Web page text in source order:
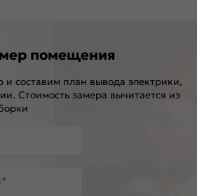
помещения
составим план вывода электрики,
Стоимость замера вычитается из